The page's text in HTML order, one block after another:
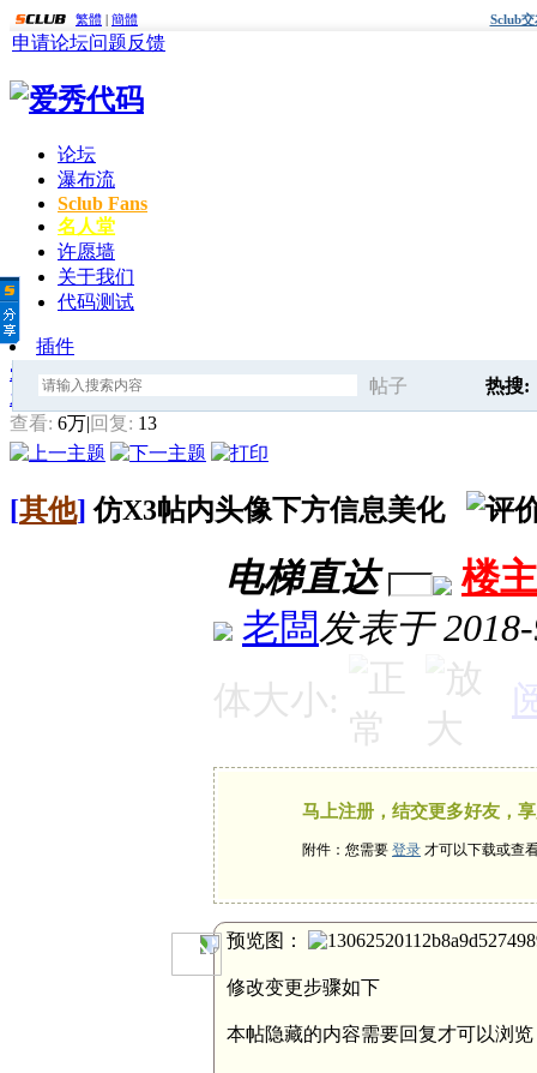
繁體 | 簡體 Sclub
申请论坛问题反馈
论坛
瀑布流
Sclub Fans
名人堂
许愿墙
关于我们
代码测试
插件
帖子
索
热搜:
爱秀代码
» 仿X3帖内头像下方信息美化
发帖
查看: 6万| 回复: 13
[其他] 仿X3帖内头像下方信息美化
电梯直达
楼主
老闆发表于
体大小:
马上注册，结交更多好友，
附件：您需要 登录 才可以下载或查
预览图：
修改变更步骤如下
本帖隐藏的内容需要回复才可以浏览